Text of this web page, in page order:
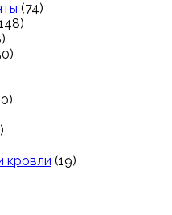
(74)
кровли (19)